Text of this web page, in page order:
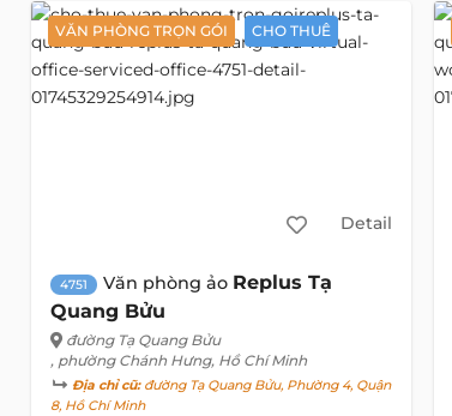
VĂN PHÒNG TRỌN GÓI CHO THUÊ
Detail
4751 Văn phòng ảo Replus Tạ
Quang Bửu
đường Tạ Quang Bửu
, phường Chánh Hưng, Hồ Chí Minh
Địa chỉ cũ:đường Tạ Quang Bửu, Phường 4, Quận
8, Hồ Chí Minh